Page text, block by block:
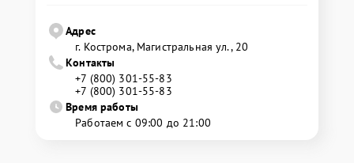
Адрес
г. Кострома, Магистральная ул., 20
Контакты
+7 (800) 301-55-83
+7 (800) 301-55-83
Время работы
Работаем с 09:00 до 21:00